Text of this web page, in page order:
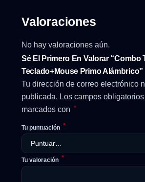
Valoraciones
No hay valoraciones aún.
Sé El Primero En Valorar “Combo
Teclado+Mouse Primo Alámbrico”
Tu dirección de correo electrónico
publicada. Los campos
marcados con *
Tu puntuación *
Tu valoración *